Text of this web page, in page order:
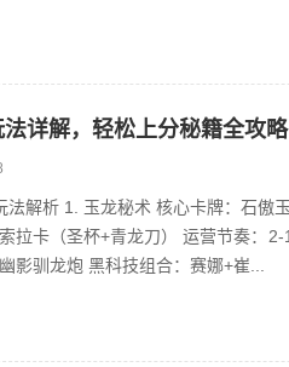
详解，轻松上分秘籍全攻略
索拉卡 装备优先
营节奏：2-1升4保连胜，3-2升6找2星
纳尔，4-1升7D出石傲玉锁血。 2. 幽影驯龙炮 黑科技组合：赛娜+崔...